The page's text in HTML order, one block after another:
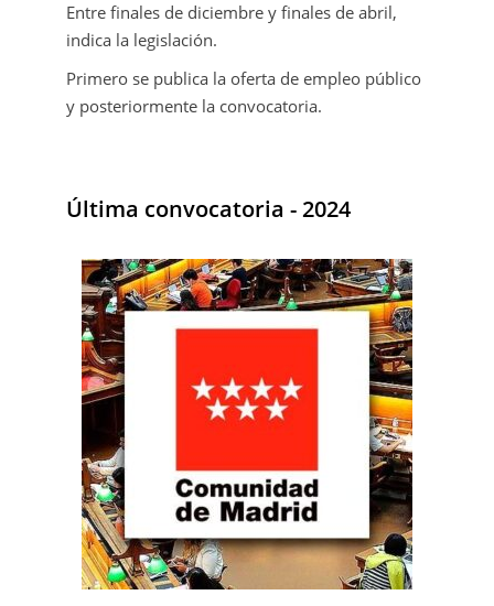
Entre finales de diciembre y finales de abril,
indica la legislación.
Primero se publica la oferta de empleo público
y posteriormente la convocatoria.
Última convocatoria - 2024